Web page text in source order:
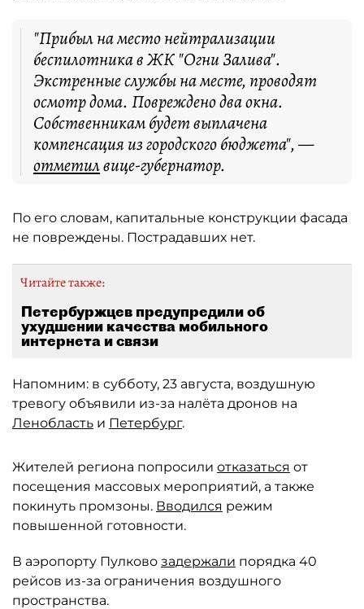
"Прибыл на место нейтрализации
беспилотника в ЖК "Огни Залива".
Экстренные службы на месте, проводят
осмотр дома. Повреждено два окна.
Собственникам будет выплачена
компенсация из городского бюджета", —
отметилвице-губернатор.
По его словам, капитальные конструкции фасада
не повреждены. Пострадавших нет.
Читайте также:
Петербуржцев предупредили об
ухудшении качества мобильного
интернета и связи
Напомним: в субботу, 23 августа, воздушную
тревогу объявили из-за налёта дронов на
Ленобласть и Петербург.
Жителей региона попросили отказаться от
посещения массовых мероприятий, а также
покинуть промзоны. Вводился режим
повышенной готовности.
В аэропорту Пулково задержали порядка 40
рейсов из-за ограничения воздушного
пространства.